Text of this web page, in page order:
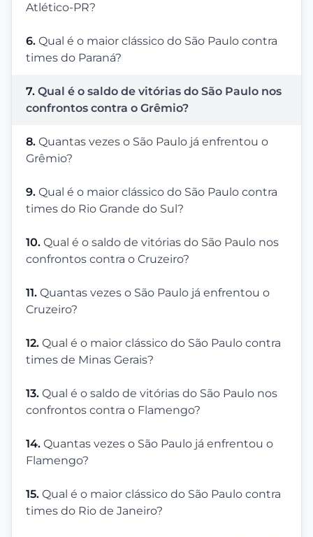
Atlético-PR?
6. Qual é o maior clássico do São Paulo contra
times do Paraná?
7. Qual é o saldo de vitórias do São Paulo nos
confrontos contra o Grêmio?
8. Quantas vezes o São Paulo já enfrentou o
Grêmio?
9. Qual é o maior clássico do São Paulo contra
times do Rio Grande do Sul?
10. Qual é o saldo de vitórias do São Paulo nos
confrontos contra o Cruzeiro?
11. Quantas vezes o São Paulo já enfrentou o
Cruzeiro?
12. Qual é o maior clássico do São Paulo contra
times de Minas Gerais?
13. Qual é o saldo de vitórias do São Paulo nos
confrontos contra o Flamengo?
14. Quantas vezes o São Paulo já enfrentou o
Flamengo?
15. Qual é o maior clássico do São Paulo contra
times do Rio de Janeiro?